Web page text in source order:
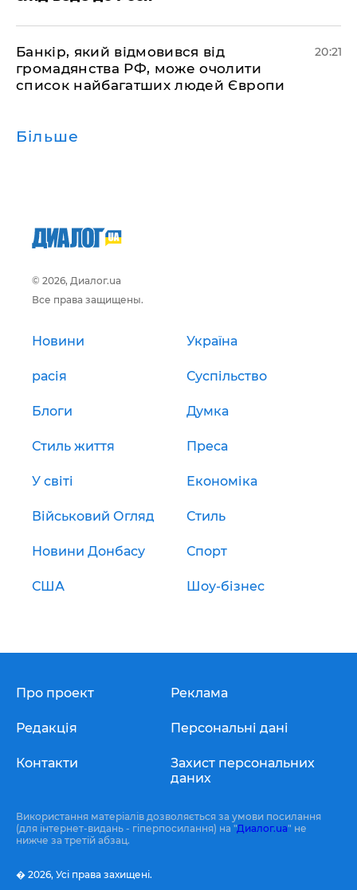
​Банкір, який відмовився від
громадянства РФ, може очолити
список найбагатших людей Європи
20:21
Більше
© 2026, Диалог.ua
Все права защищены.
Новини Україна
расія Суспільство
Блоги Думка
Стиль життя Преса
У світі Економіка
Військовий Огляд Стиль
Новини Донбасу Спорт
США Шоу-бізнес
Про проект
Редакція
Контакти
Реклама
Персональні дані
Захист персональних
даних
Використання матеріалів дозволяється за умови посилання
(для інтернет-видань - гіперпосилання) на "Диалог.ua" не
нижче за третій абзац.
� 2026, Усі права захищені.